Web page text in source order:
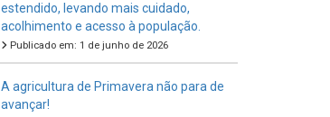
estendido, levando mais cuidado,
acolhimento e acesso à população.
Publicado em: 1 de junho de 2026
A agricultura de Primavera não para de
avançar!